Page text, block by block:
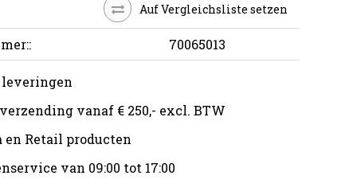
Auf Vergleichsliste setzen
70065013
vanaf € 250,- excl. BTW
en Retail producten
van 09:00 tot 17:00